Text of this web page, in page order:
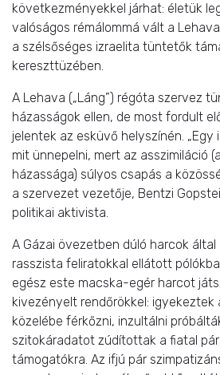
következményekkel járhat: életük
valóságos rémálommá vált a
a szélsőséges izraelita tüntetők
kereszttüzében.
A Lehava („Láng”) régóta szervez
házasságok ellen, de most fordult
jelentek az esküvő helyszínén.
mit ünnepelni, mert az asszimiláció
házassága) súlyos csapás a
a szervezet vezetője, Bentzi
politikai aktivista.
A Gázai övezetben dúló harcok
rasszista feliratokkal ellátott
egész este macska-egér harcot
kivezényelt rendőrökkel:
közelébe férkőzni, inzultálni
szitokáradatot zúdítottak a fiatal
támogatókra. Az ifjú pár